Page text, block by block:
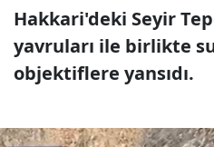
Hakkari'deki Seyir
yavruları ile birlikte
objektiflere yansıdı.